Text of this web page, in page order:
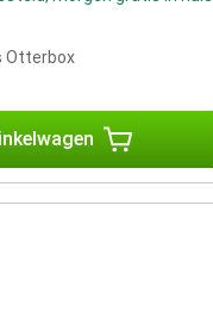
Otterbox